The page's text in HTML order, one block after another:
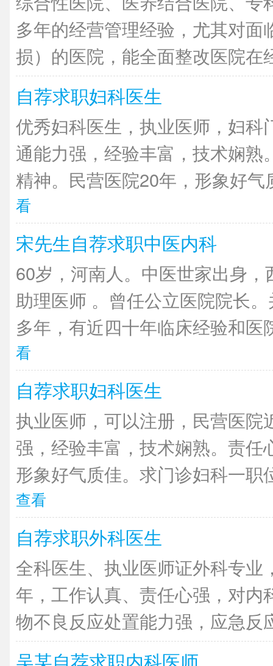
多年的经营管理经验，尤其对面
损）的医院，能全面整改医院在
自荐求职妇科医生
优秀妇科医生，执业医师，妇科
通能力强，经验丰富，技术娴熟
精神。民营医院20年，形象好
看
宋先生自荐求职中医内科
60岁，河南人。中医世家出身
助理医师 。曾任公立医院院长
多年，有近四十年临床经验和医
看
自荐求职妇科医生
执业医师，可以注册，民营医院
强，经验丰富，技术娴熟。责任
形象好气质佳。求门诊妇科一职
查看
自荐求职外科医生
全科医生、执业医师证外科专业
年，工作认真、责任心强，对内
物不良反应处置能力强，应急反
吴某自荐求职内科医师